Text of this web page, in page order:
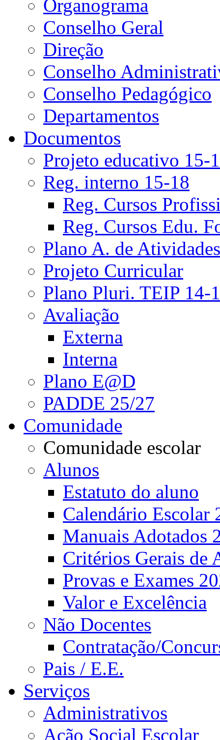
Organograma
Conselho Geral
Direção
Conselho
Conselho Pedagógico
Departamentos
Documentos
Projeto educativo 15-
Reg. interno 15-18
Reg. Cursos
Reg. Cursos Edu.
Plano A. de Atividades
Projeto Curricular
Plano Pluri. TEIP 14-
Avaliação
Externa
Interna
Plano E@D
PADDE 25/27
Comunidade
Comunidade escolar
Alunos
Estatuto do aluno
Calendário Escolar
Manuais Adotados
Critérios Gerais de
Provas e Exames
Valor e Excelência
Não Docentes
Contratação/
Pais / E.E.
Serviços
Administrativos
Ação Social Escolar